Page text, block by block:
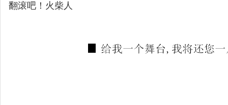
翻滚吧！火柴人